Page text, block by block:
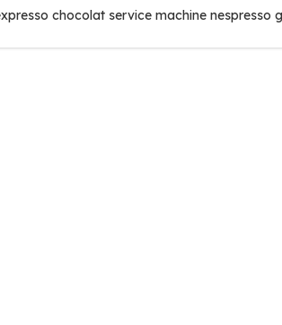
chocolat service machine nespresso